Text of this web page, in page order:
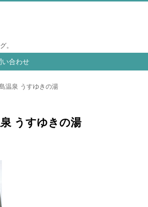
。
い合わせ
温泉 うすゆきの湯
うすゆきの湯